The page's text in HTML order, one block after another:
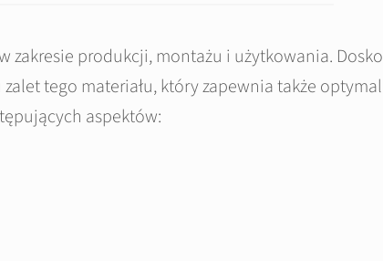
zakresie produkcji, montażu i użytkowania.
tego materiału, który zapewnia także
aspektów: